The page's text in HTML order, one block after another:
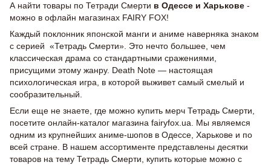
А найти товары по Тетради Смерти в Одессе и Харькове -
можно в офлайн магазинах FAIRY FOX!
Каждый поклонник японской манги и аниме наверняка знаком
с серией «Тетрадь Смерти». Это нечто большее, чем
классическая драма со стандартными сражениями,
присущими этому жанру. Death Note — настоящая
психологическая игра, в которой выживет самый смелый и
сообразительный.
Если еще не знаете, где можно купить мерч Тетрадь Смерти,
посетите онлайн-каталог магазина fairyfox.ua. Мы являемся
одним из крупнейших аниме-шопов в Одессе, Харькове и по
всей стране. В нашем ассортименте представлены десятки
товаров на тему Тетрадь Смерти, купить которые можно с